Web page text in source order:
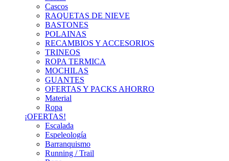
Cascos
RAQUETAS DE NIEVE
BASTONES
POLAINAS
RECAMBIOS Y ACCESORIOS
TRINEOS
ROPA TERMICA
MOCHILAS
GUANTES
OFERTAS Y PACKS AHORRO
Material
Ropa
¡OFERTAS!
Escalada
Espeleología
Barranquismo
Running / Trail